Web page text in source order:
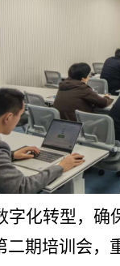
字化转型，确
期培训会，